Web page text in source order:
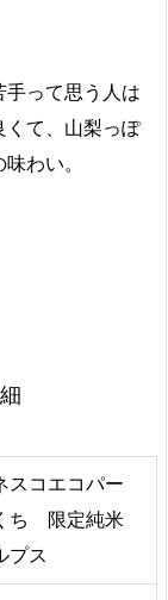
手って思う人は
くて、山梨っぽ
わい。
コエコパー
ち 限定純米
ス